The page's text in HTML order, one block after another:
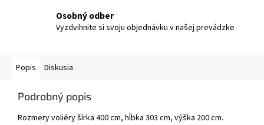
Osobný odber
Vyzdvihnite si svoju objednávku v našej prevádzke
Popis Diskusia
Podrobný popis
Rozmery voliéry šírka 400 cm, hĺbka 303 cm, výška 200 cm.